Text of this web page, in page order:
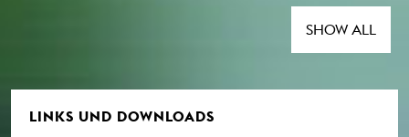
den KHM-Absolventen Philipp Goldbach,
Achim Mohné, Johannes Post. In der Reihe
SHOW ALL
LINKS UND DOWNLOADS